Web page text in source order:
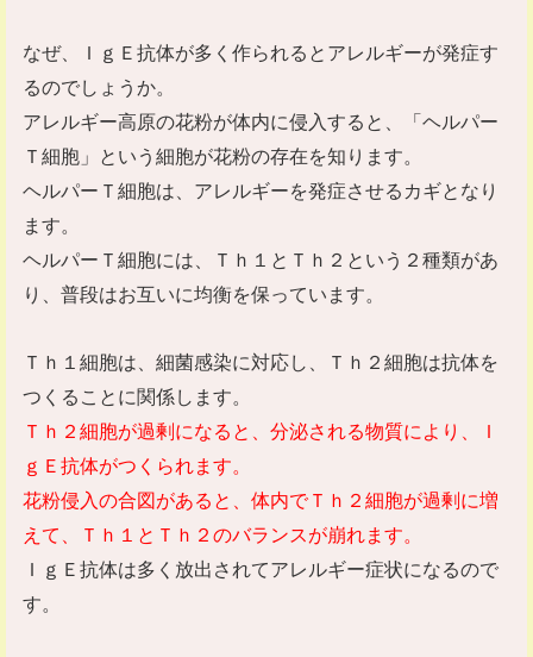
なぜ、ＩｇＥ抗体が多く作られるとアレルギーが発症す
るのでしょうか。
アレルギー高原の花粉が体内に侵入すると、「ヘルパー
Ｔ細胞」という細胞が花粉の存在を知ります。
ヘルパーＴ細胞は、アレルギーを発症させるカギとなり
ます。
ヘルパーＴ細胞には、Ｔｈ１とＴｈ２という２種類があ
り、普段はお互いに均衡を保っています。
Ｔｈ１細胞は、細菌感染に対応し、Ｔｈ２細胞は抗体を
つくることに関係します。
Ｔｈ２細胞が過剰になると、分泌される物質により、Ｉ
ｇＥ抗体がつくられます。
花粉侵入の合図があると、体内でＴｈ２細胞が過剰に増
えて、Ｔｈ１とＴｈ２のバランスが崩れます。
ＩｇＥ抗体は多く放出されてアレルギー症状になるので
す。